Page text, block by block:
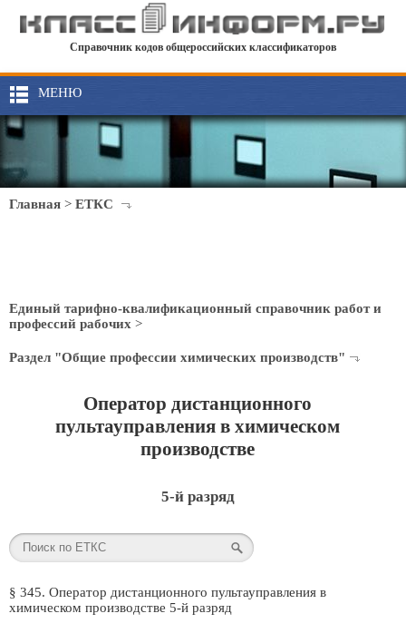
Справочник кодов общероссийских классификаторов
МЕНЮ
Главная > ЕТКС
Единый тарифно-квалификационный справочник работ и
профессий рабочих >
Раздел "Общие профессии химических производств"
Оператор дистанционного
пультауправления в химическом
производстве
5-й разряд
§ 345. Оператор дистанционного пультауправления в
химическом производстве 5-й разряд